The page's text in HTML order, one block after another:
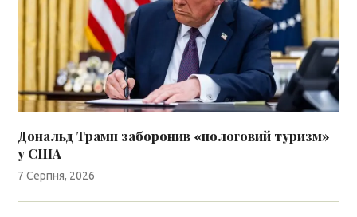
Дональд Трамп заборонив «пологовий туризм»
у США
7 Серпня, 2026